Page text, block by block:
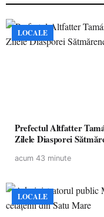
LOCALE
Prefectul Altfatter
Zilele Diasporei
acum 43 minute
LOCALE